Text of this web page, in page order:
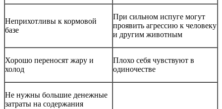
Неприхотливы к кормовой
базе
При сильном испуге могут
проявить агрессию к человеку
и другим животным
Хорошо переносят жару и
холод
Плохо себя чувствуют в
одиночестве
Не нужны большие денежные
затраты на содержания